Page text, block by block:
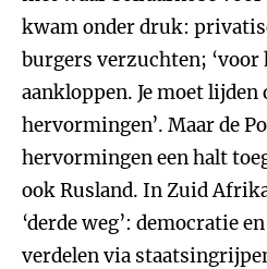
kwam onder druk:
burgers verzuchten;
aankloppen. Je moet
hervormingen’. Maar de
hervormingen een halt
ook Rusland. In Zuid
‘derde weg’: democratie
verdelen via